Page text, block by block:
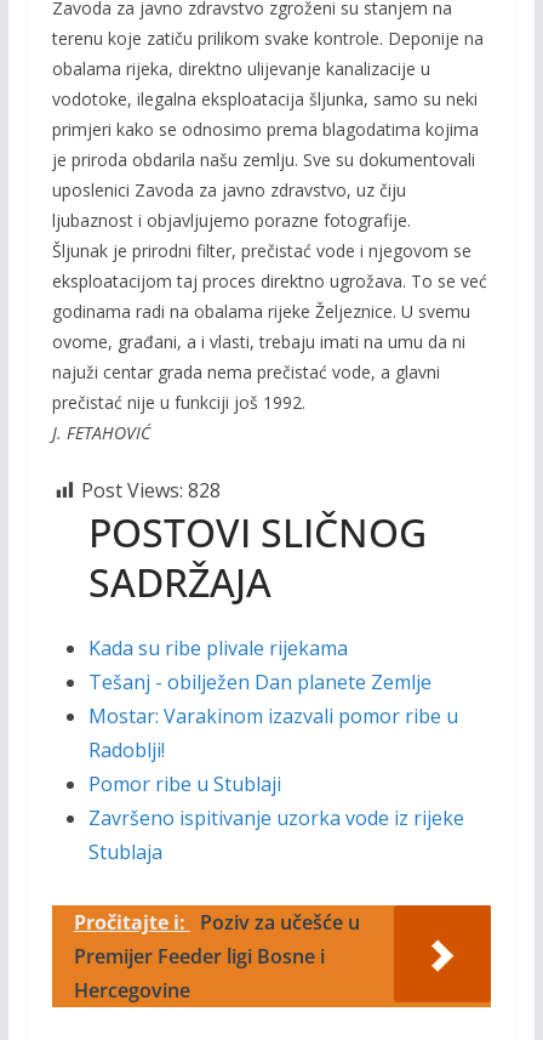
Zavoda za javno zdravstvo zgroženi su stanjem na
terenu koje zatiču prilikom svake kontrole. Deponije na
obalama rijeka, direktno ulijevanje kanalizacije u
vodotoke, ilegalna eksploatacija šljunka, samo su neki
primjeri kako se odnosimo prema blagodatima kojima
je priroda obdarila našu zemlju. Sve su dokumentovali
uposlenici Zavoda za javno zdravstvo, uz čiju
ljubaznost i objavljujemo porazne fotografije.
Šljunak je prirodni filter, prečistać vode i njegovom se
eksploatacijom taj proces direktno ugrožava. To se već
godinama radi na obalama rijeke Željeznice. U svemu
ovome, građani, a i vlasti, trebaju imati na umu da ni
najuži centar grada nema prečistać vode, a glavni
prečistać nije u funkciji još 1992.
J. FETAHOVIĆ
Post Views: 828
POSTOVI SLIČNOG
SADRŽAJA
Kada su ribe plivale rijekama
Tešanj - obilježen Dan planete Zemlje
Mostar: Varakinom izazvali pomor ribe u
Radoblji!
Pomor ribe u Stublaji
Završeno ispitivanje uzorka vode iz rijeke
Stublaja
Pročitajte i:
Poziv za učešće u
Premijer Feeder ligi Bosne i
Hercegovine